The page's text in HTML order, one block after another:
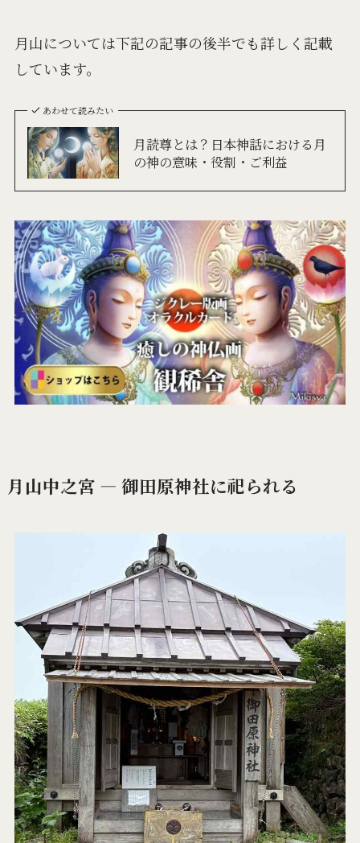
月山については下記の記事の後半でも詳しく記載
しています。
あわせて読みたい
月読尊とは？日本神話における月
の神の意味・役割・ご利益
月山中之宮 ― 御田原神社に祀られる